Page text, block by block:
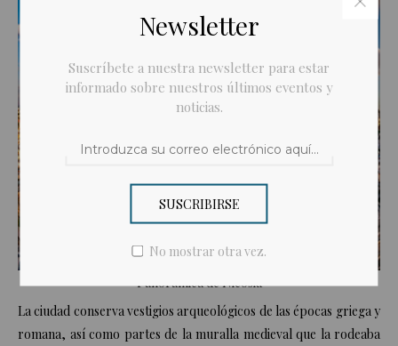
Panorámica de Nicosia
La ciudad conserva vestigios arqueológicos de las épocas griega y
romana, así como partes de la muralla medieval que la rodeaba
Newsletter
Suscríbete a nuestra newsletter para estar
informado sobre nuestros últimos eventos y
noticias.
SUSCRIBIRSE
No mostrar otra vez.